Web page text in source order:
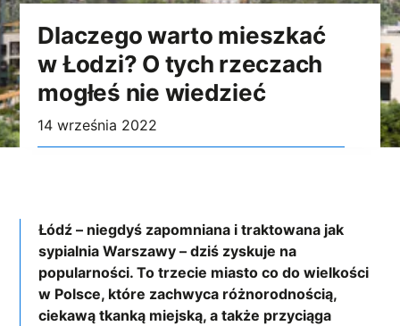
Dlaczego warto mieszkać
w Łodzi? O tych rzeczach
mogłeś nie wiedzieć
14 września 2022
Łódź – niegdyś zapomniana i traktowana jak
sypialnia Warszawy – dziś zyskuje na
popularności. To trzecie miasto co do wielkości
w Polsce, które zachwyca różnorodnością,
ciekawą tkanką miejską, a także przyciąga